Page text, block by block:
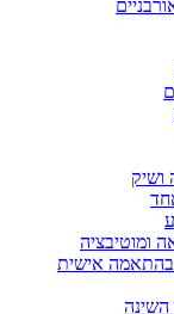
ושיק
ומוטיבציה
בהתאמה אישית
השינה